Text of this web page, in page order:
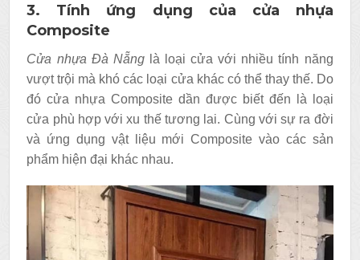
3. Tính ứng dụng của cửa nhựa
Composite
Cửa nhựa Đà Nẵnglà loại cửa với nhiều tính năng
vượt trội mà khó các loại cửa khác có thể thay thế. Do
đó cửa nhựa Composite dần được biết đến là loại
cửa phù hợp với xu thế tương lai. Cùng với sự ra đời
và ứng dụng vật liệu mới Composite vào các sản
phẩm hiện đại khác nhau.